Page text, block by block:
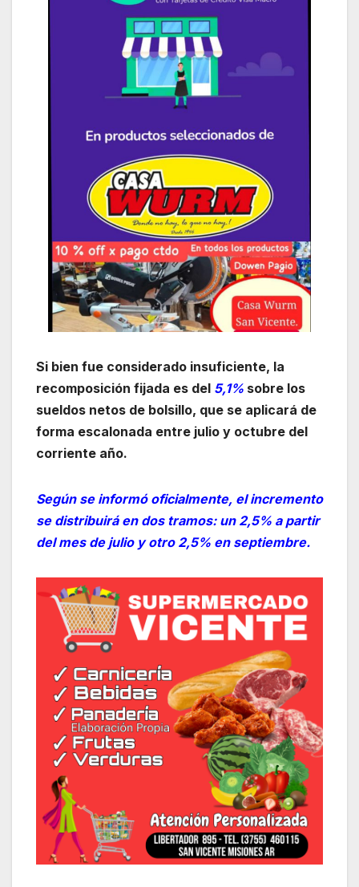
Si bien fue considerado insuficiente, la
recomposición fijada es del 5,1% sobre los
sueldos netos de bolsillo, que se aplicará de
forma escalonada entre julio y octubre del
corriente año.
Según se informó oficialmente, el incremento
se distribuirá en dos tramos: un 2,5% a partir
del mes de julio y otro 2,5% en septiembre.